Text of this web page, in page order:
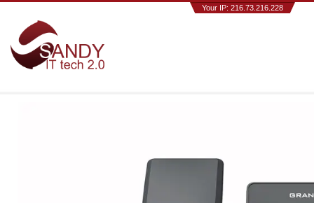
Your IP: 216.73.216.228